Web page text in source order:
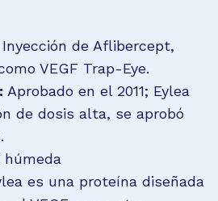
Inyección de Aflibercept,
VEGF Trap-Eye.
Aprobado en el 2011; Eylea
de dosis alta, se aprobó
húmeda
es una proteína diseñada